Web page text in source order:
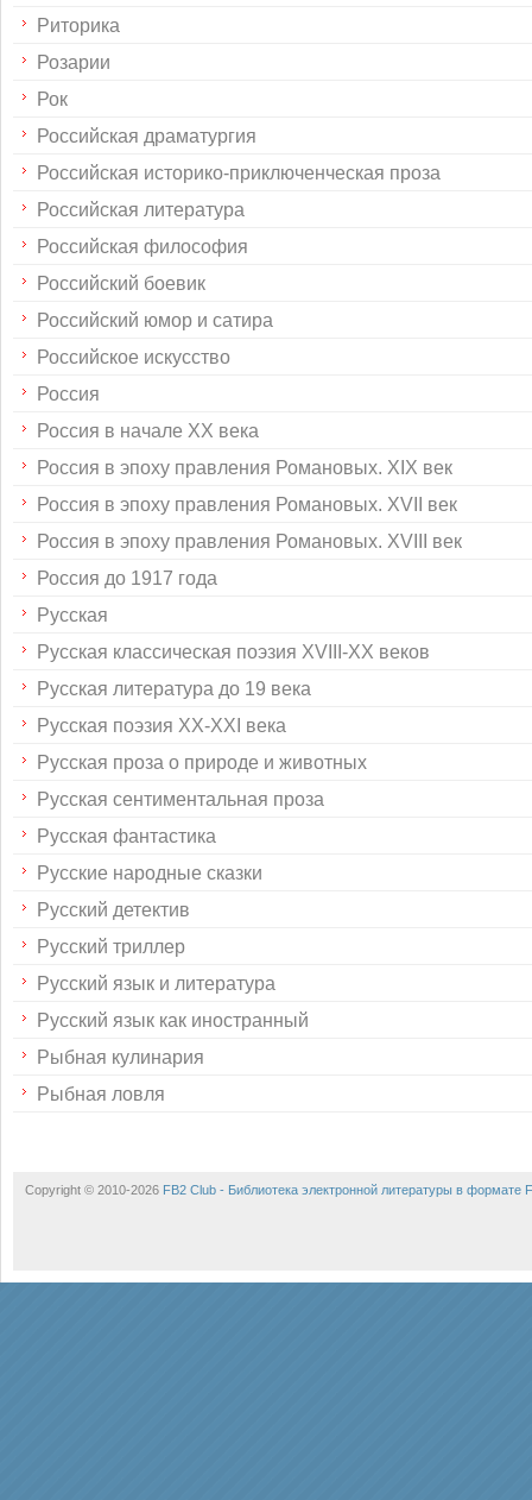
Риторика
Розарии
Рок
Российская драматургия
Российская историко-приключенческая проза
Российская литература
Российская философия
Российский боевик
Российский юмор и сатира
Российское искусство
Россия
Россия в начале XX века
Россия в эпоху правления Романовых. XIX век
Россия в эпоху правления Романовых. XVII век
Россия в эпоху правления Романовых. XVIII век
Россия до 1917 года
Русская
Русская классическая поэзия XVIII-XX веков
Русская литература до 19 века
Русская поэзия XX-XXI века
Русская проза о природе и животных
Русская сентиментальная проза
Русская фантастика
Русские народные сказки
Русский детектив
Русский триллер
Русский язык и литература
Русский язык как иностранный
Рыбная кулинария
Рыбная ловля
Copyright © 2010-2026 FB2 Club - Библиотека электронной литературы в формате